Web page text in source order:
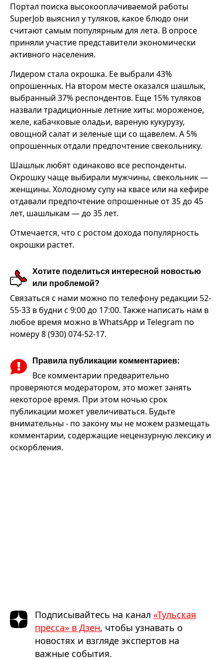
Портал поиска высокооплачиваемой работы
SuperJob выяснил у туляков, какое блюдо они
считают самым популярным для лета. В опросе
приняли участие представители экономически
активного населения.
Лидером стала окрошка. Ее выбрали 43%
опрошенных. На втором месте оказался шашлык,
выбранный 37% респондентов. Еще 15% туляков
назвали традиционные летние хиты: мороженое,
желе, кабачковые оладьи, вареную кукурузу,
овощной салат и зеленые щи со щавелем. А 5%
опрошенных отдали предпочтение свекольнику.
Шашлык любят одинаково все респонденты.
Окрошку чаще выбирали мужчины, свекольник —
женщины. Холодному супу на квасе или на кефире
отдавали предпочтение опрошенные от 35 до 45
лет, шашлыкам — до 35 лет.
Отмечается, что с ростом дохода популярность
окрошки растет.
Хотите поделиться интересной новостью
или проблемой?
Связаться с нами можно по телефону редакции 52-
55-33 в будни с 9:00 до 17:00. Также написать нам в
любое время можно в WhatsApp и Telegram по
номеру 8 (930) 074-52-17.
Правила публикации комментариев:
Все комментарии предварительно
проверяются модератором, это может занять
некоторое время. При этом ночью срок
публикации может увеличиваться. Будьте
внимательны - по закону мы не можем размещать
комментарии, содержащие нецензурную лексику и
оскорбления.
Подписывайтесь на канал «Тульская
пресса» в Дзен, чтобы узнавать о
новостях и взгляде экспертов на
важные события.